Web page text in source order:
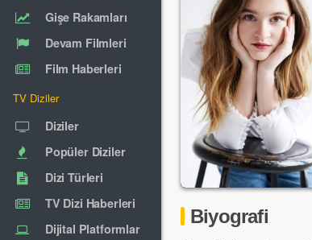
Gişe Rakamları
Devam Filmleri
Film Haberleri
TV Diziler
Diziler
Popüler Diziler
Dizi Türleri
TV Dizi Haberleri
Dijital Platformlar
Biyografi